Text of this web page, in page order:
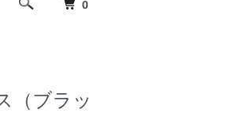
0
（ブラッ